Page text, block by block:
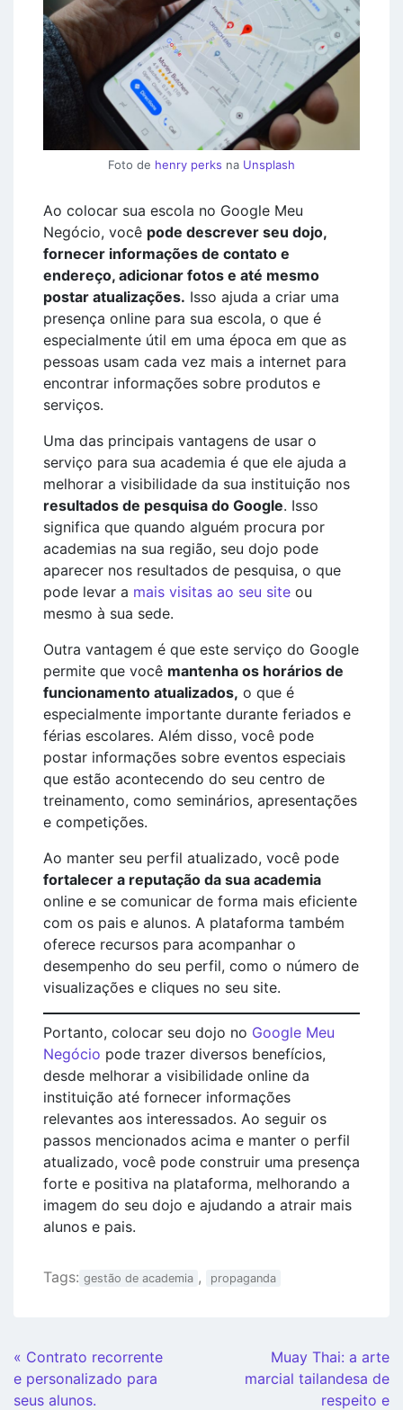
Foto de henry perks na Unsplash
Ao colocar sua escola no Google Meu
Negócio, você pode descrever seu dojo,
fornecer informações de contato e
endereço, adicionar fotos e até mesmo
postar atualizações. Isso ajuda a criar uma
presença online para sua escola, o que é
especialmente útil em uma época em que as
pessoas usam cada vez mais a internet para
encontrar informações sobre produtos e
serviços.
Uma das principais vantagens de usar o
serviço para sua academia é que ele ajuda a
melhorar a visibilidade da sua instituição nos
resultados de pesquisa do Google. Isso
significa que quando alguém procura por
academias na sua região, seu dojo pode
aparecer nos resultados de pesquisa, o que
pode levar a mais visitas ao seu site ou
mesmo à sua sede.
Outra vantagem é que este serviço do Google
permite que você mantenha os horários de
funcionamento atualizados, o que é
especialmente importante durante feriados e
férias escolares. Além disso, você pode
postar informações sobre eventos especiais
que estão acontecendo do seu centro de
treinamento, como seminários, apresentações
e competições.
Ao manter seu perfil atualizado, você pode
fortalecer a reputação da sua academia
online e se comunicar de forma mais eficiente
com os pais e alunos. A plataforma também
oferece recursos para acompanhar o
desempenho do seu perfil, como o número de
visualizações e cliques no seu site.
Portanto, colocar seu dojo no Google Meu
Negócio pode trazer diversos benefícios,
desde melhorar a visibilidade online da
instituição até fornecer informações
relevantes aos interessados. Ao seguir os
passos mencionados acima e manter o perfil
atualizado, você pode construir uma presença
forte e positiva na plataforma, melhorando a
imagem do seu dojo e ajudando a atrair mais
alunos e pais.
Tags: gestão de academia , propaganda
Continue
Lendo
« Contrato recorrente
e personalizado para
seus alunos.
Muay Thai: a arte
marcial tailandesa de
respeito e